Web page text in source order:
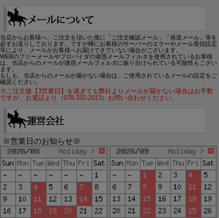
当店からお客様へ、ご注文を頂いた後に「ご注文確認メール」「発送メール」等を
必ずお送りしております。ですが稀にお客様のサーバーのエラーやメール受信設定
等により、メールがお客様へお届けできていない場合がございます。
WEBのフリーメールやプロバイダの迷惑メールフィルタを使用されているお客様
は、当店からのメールが迷惑メールフォルダに振り分けられている可能性もござい
ます。
もしも、当店からのメールが届かない場合は、ご使用されているメールの設定をご
確認ください。
※ご注文後【3営業日】を過ぎても弊社よりメールが届かない場合はお手数
ですが、お電話より（078-332-2013）お問い合わせください。
※営業日のお知らせ※